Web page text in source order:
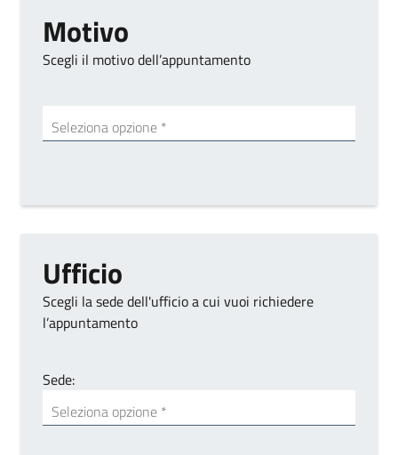
Motivo
Scegli il motivo dell’appuntamento
Seleziona opzione *
Ufficio
Scegli la sede dell'ufficio a cui vuoi richiedere
l’appuntamento
Sede:
Seleziona opzione *